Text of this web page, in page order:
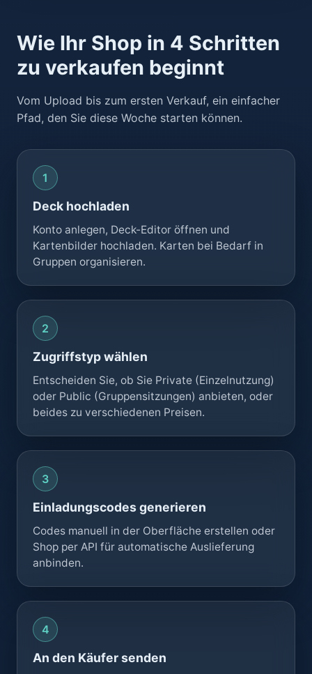
Wie Ihr Shop in 4 Schritten
zu verkaufen beginnt
Vom Upload bis zum ersten Verkauf, ein einfacher
Pfad, den Sie diese Woche starten können.
Deck hochladen
Konto anlegen, Deck-Editor öffnen und
Kartenbilder hochladen. Karten bei Bedarf in
Gruppen organisieren.
Zugriffstyp wählen
Entscheiden Sie, ob Sie Private (Einzelnutzung)
oder Public (Gruppensitzungen) anbieten, oder
beides zu verschiedenen Preisen.
Einladungscodes generieren
Codes manuell in der Oberfläche erstellen oder
Shop per API für automatische Auslieferung
anbinden.
An den Käufer senden